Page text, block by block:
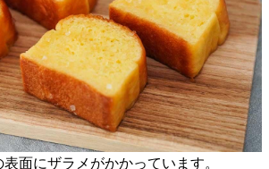
面にザラメがかかっています。